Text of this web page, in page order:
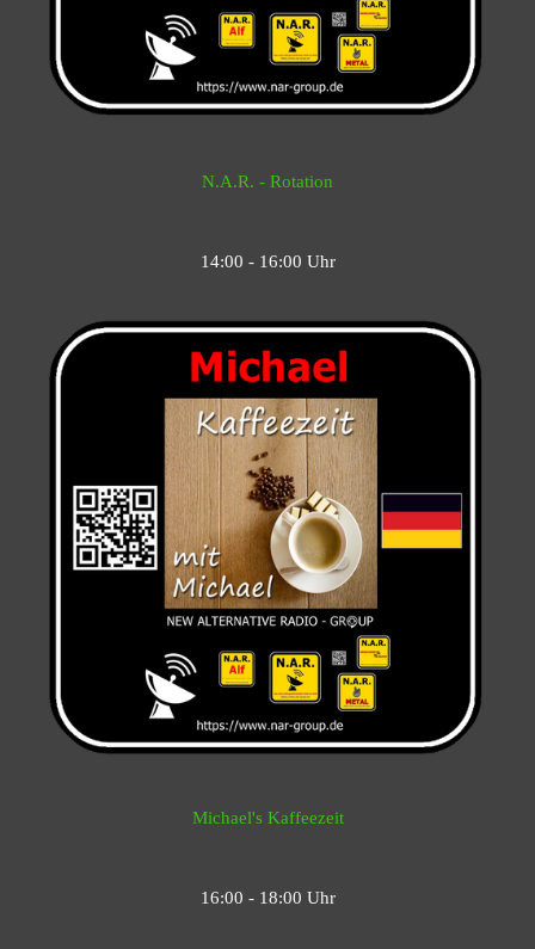
N.A.R. - Rotation
14:00 - 16:00 Uhr
Michael's Kaffeezeit
16:00 - 18:00 Uhr